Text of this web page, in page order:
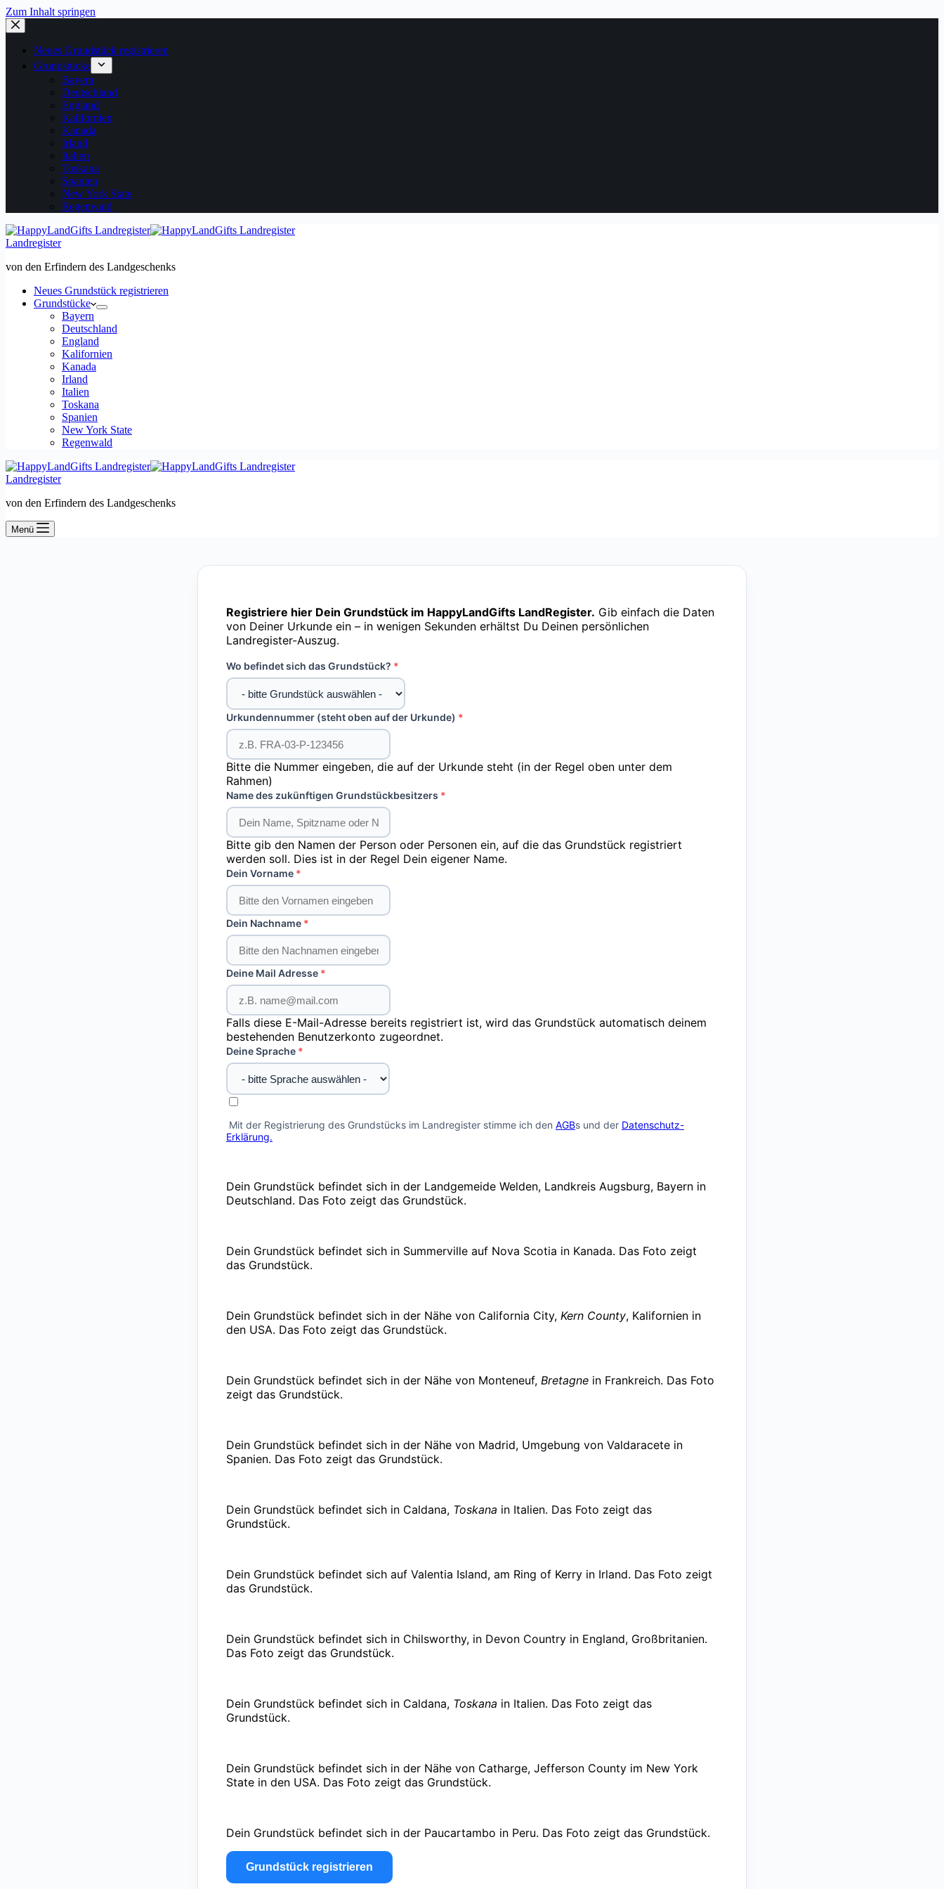
Zum Inhalt springen
Neues Grundstück registrieren
Grundstücke
Bayern
Deutschland
England
Kalifornien
Kanada
Irland
Italien
Toskana
Spanien
New York State
Regenwald
Landregister
von den Erfindern des Landgeschenks
Neues Grundstück registrieren
Grundstücke
Bayern
Deutschland
England
Kalifornien
Kanada
Irland
Italien
Toskana
Spanien
New York State
Regenwald
Landregister
von den Erfindern des Landgeschenks
Menü
Registriere hier Dein Grundstück im HappyLandGifts LandRegister. Gib einfach die Daten
von Deiner Urkunde ein – in wenigen Sekunden erhältst Du Deinen persönlichen
Landregister-Auszug.
Wo befindet sich das Grundstück?
Urkundennummer (steht oben auf der Urkunde)
Bitte die Nummer eingeben, die auf der Urkunde steht (in der Regel oben unter dem
Rahmen)
Name des zukünftigen Grundstückbesitzers
Bitte gib den Namen der Person oder Personen ein, auf die das Grundstück registriert
werden soll. Dies ist in der Regel Dein eigener Name.
Dein Vorname
Dein Nachname
Deine Mail Adresse
Falls diese E-Mail-Adresse bereits registriert ist, wird das Grundstück automatisch deinem
bestehenden Benutzerkonto zugeordnet.
Deine Sprache
Mit der Registrierung des Grundstücks im Landregister stimme ich den AGBs und der Datenschutz-
Erklärung.
Dein Grundstück befindet sich in der Landgemeide Welden, Landkreis Augsburg, Bayern in
Deutschland. Das Foto zeigt das Grundstück.
Dein Grundstück befindet sich in Summerville auf Nova Scotia in Kanada. Das Foto zeigt
das Grundstück.
Dein Grundstück befindet sich in der Nähe von California City, Kern County, Kalifornien in
den USA. Das Foto zeigt das Grundstück.
Dein Grundstück befindet sich in der Nähe von Monteneuf, Bretagne in Frankreich. Das Foto
zeigt das Grundstück.
Dein Grundstück befindet sich in der Nähe von Madrid, Umgebung von Valdaracete in
Spanien. Das Foto zeigt das Grundstück.
Dein Grundstück befindet sich in Caldana, Toskana in Italien. Das Foto zeigt das
Grundstück.
Dein Grundstück befindet sich auf Valentia Island, am Ring of Kerry in Irland. Das Foto zeigt
das Grundstück.
Dein Grundstück befindet sich in Chilsworthy, in Devon Country in England, Großbritanien.
Das Foto zeigt das Grundstück.
Dein Grundstück befindet sich in Caldana, Toskana in Italien. Das Foto zeigt das
Grundstück.
Dein Grundstück befindet sich in der Nähe von Catharge, Jefferson County im New York
State in den USA. Das Foto zeigt das Grundstück.
Dein Grundstück befindet sich in der Paucartambo in Peru. Das Foto zeigt das Grundstück.
Grundstück registrieren